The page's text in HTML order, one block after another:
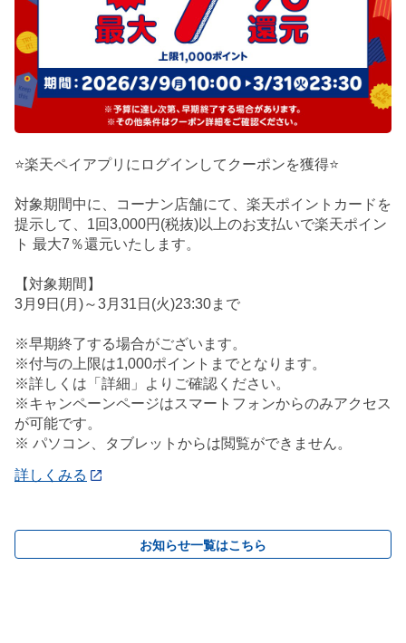
⭐楽天ペイアプリにログインしてクーポンを獲得⭐
対象期間中に、コーナン店舗にて、楽天ポイントカードを
提示して、1回3,000円(税抜)以上のお支払いで楽天ポイン
ト 最大7％還元いたします。
【対象期間】
3月9日(月)～3月31日(火)23:30まで
※早期終了する場合がございます。
※付与の上限は1,000ポイントまでとなります。
※詳しくは「詳細」よりご確認ください。
※キャンペーンページはスマートフォンからのみアクセス
が可能です。
※ パソコン、タブレットからは閲覧ができません。
詳しくみる
お知らせ一覧はこちら